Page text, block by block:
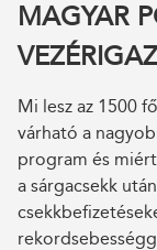
MAGYAR
Mi lesz az 1500
várható a
program és
a sárgacsekk